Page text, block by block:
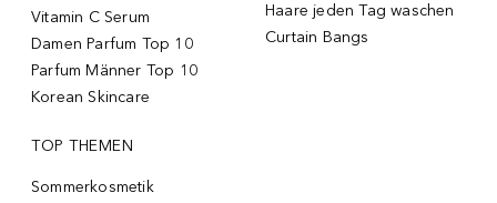
Vitamin C Serum
Damen Parfum Top 10
Parfum Männer Top 10
Korean Skincare
Haare jeden Tag waschen
Curtain Bangs
TOP THEMEN
Sommerkosmetik